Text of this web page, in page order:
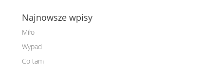
Najnowsze wpisy
Miło
Wypad
Co tam